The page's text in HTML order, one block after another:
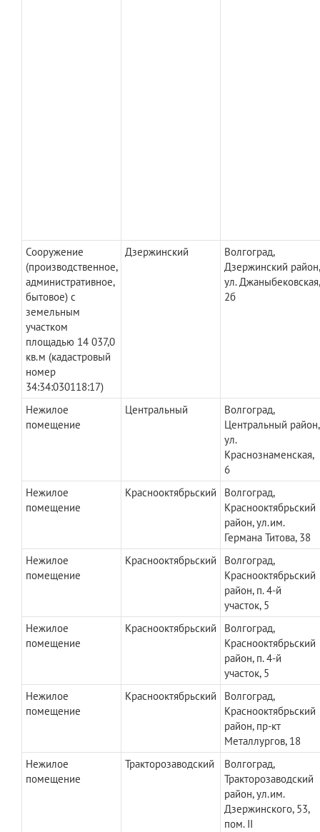
Сооружение
(производственное,
административное,
бытовое) с
земельным
участком
площадью 14 037,0
кв.м (кадастровый
номер
34:34:030118:17)
Дзержинский
Волгоград,
Дзержинский район,
ул. Джаныбековская,
2б
Нежилое
помещение
Центральный
Волгоград,
Центральный район,
ул.
Краснознаменская,
6
Нежилое
помещение
Краснооктябрьский
Волгоград,
Краснооктябрьский
район, ул.им.
Германа Титова, 38
Нежилое
помещение
Краснооктябрьский
Волгоград,
Краснооктябрьский
район, п. 4-й
участок, 5
Нежилое
помещение
Краснооктябрьский
Волгоград,
Краснооктябрьский
район, п. 4-й
участок, 5
Нежилое
помещение
Краснооктябрьский
Волгоград,
Краснооктябрьский
район, пр-кт
Металлургов, 18
Нежилое
помещение
Тракторозаводский
Волгоград,
Тракторозаводский
район, ул.им.
Дзержинского, 53,
пом. II